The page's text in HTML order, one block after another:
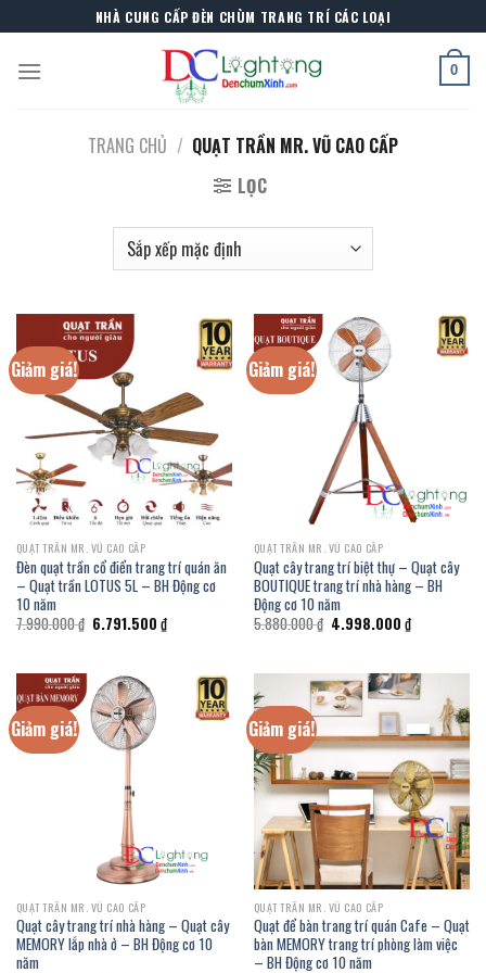
to
content
NHÀ CUNG CẤP ĐÈN CHÙM TRANG TRÍ CÁC LOẠI
0
TRANG CHỦ / QUẠT TRẦN MR. VŨ CAO CẤP
LỌC
Giảm giá!
QUẠT TRẦN MR. VŨ CAO CẤP
Đèn quạt trần cổ điển trang trí quán ăn
– Quạt trần LOTUS 5L – BH Động cơ
10 năm
7.990.000₫ Giá
gốc
6.791.500 ₫Giá
hiện
6.791.500 ₫.
Giảm giá!
QUẠT TRẦN MR. VŨ CAO CẤP
Quạt cây trang trí biệt thự – Quạt cây
BOUTIQUE trang trí nhà hàng – BH
Động cơ 10 năm
5.880.000₫ Giá
gốc
4.998.000 ₫Giá
hiện
4.998.000 ₫.
Giảm giá!
QUẠT TRẦN MR. VŨ CAO CẤP
Quạt cây trang trí nhà hàng – Quạt cây
MEMORY lắp nhà ở – BH Động cơ 10
năm
Giảm giá!
QUẠT TRẦN MR. VŨ CAO CẤP
Quạt để bàn trang trí quán Cafe – Quạt
bàn MEMORY trang trí phòng làm việc
– BH Động cơ 10 năm